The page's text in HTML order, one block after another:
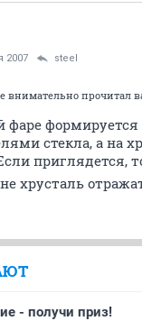
2007 steel
внимательно прочитал
фаре формируется
стекла, а на
приглядется,
хрусталь
- получи приз!